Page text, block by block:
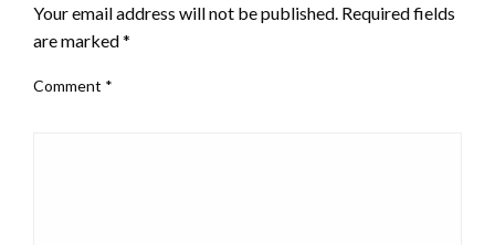
Your email address will not be published. Required fields
are marked*
Comment *